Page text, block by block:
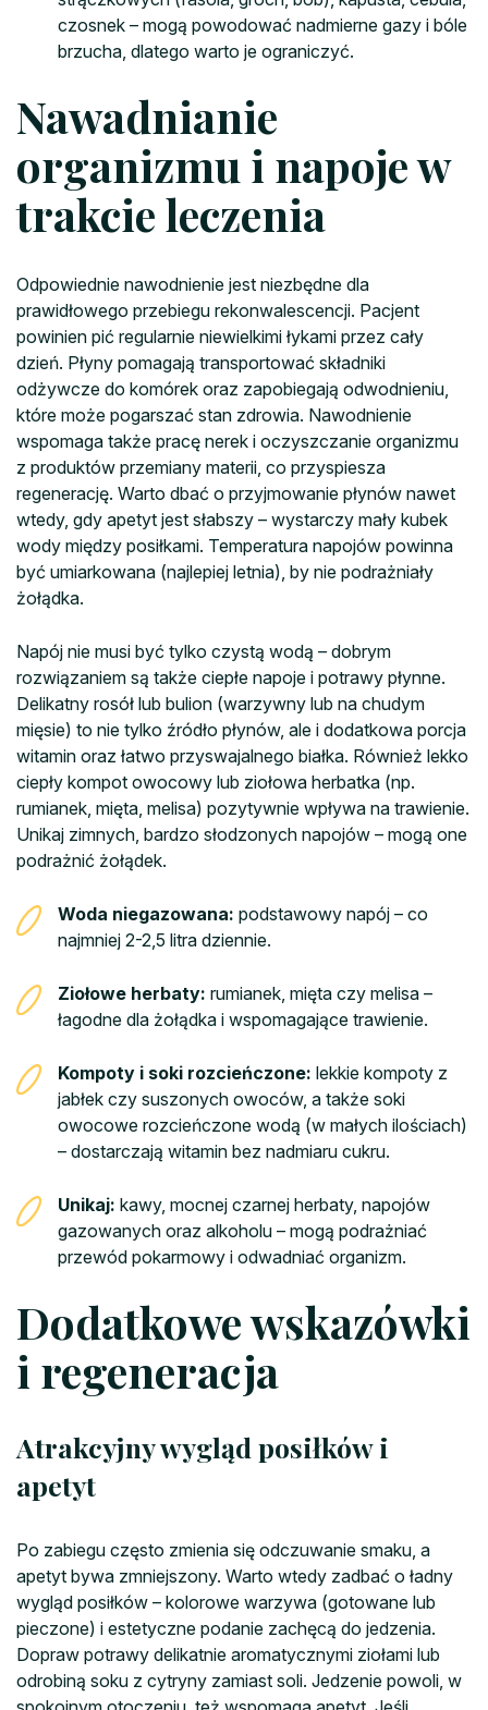
czosnek – mogą powodować nadmierne gazy i bóle
brzucha, dlatego warto je ograniczyć.
Nawadnianie
organizmu i napoje w
trakcie leczenia
Odpowiednie nawodnienie jest niezbędne dla
prawidłowego przebiegu rekonwalescencji. Pacjent
powinien pić regularnie niewielkimi łykami przez cały
dzień. Płyny pomagają transportować składniki
odżywcze do komórek oraz zapobiegają odwodnieniu,
które może pogarszać stan zdrowia. Nawodnienie
wspomaga także pracę nerek i oczyszczanie organizmu
z produktów przemiany materii, co przyspiesza
regenerację. Warto dbać o przyjmowanie płynów nawet
wtedy, gdy apetyt jest słabszy – wystarczy mały kubek
wody między posiłkami. Temperatura napojów powinna
być umiarkowana (najlepiej letnia), by nie podrażniały
żołądka.
Napój nie musi być tylko czystą wodą – dobrym
rozwiązaniem są także ciepłe napoje i potrawy płynne.
Delikatny rosół lub bulion (warzywny lub na chudym
mięsie) to nie tylko źródło płynów, ale i dodatkowa porcja
witamin oraz łatwo przyswajalnego białka. Również lekko
ciepły kompot owocowy lub ziołowa herbatka (np.
rumianek, mięta, melisa) pozytywnie wpływa na trawienie.
Unikaj zimnych, bardzo słodzonych napojów – mogą one
podrażnić żołądek.
Woda niegazowana: podstawowy napój – co
najmniej 2-2,5 litra dziennie.
Ziołowe herbaty: rumianek, mięta czy melisa –
łagodne dla żołądka i wspomagające trawienie.
Kompoty i soki rozcieńczone: lekkie kompoty z
jabłek czy suszonych owoców, a także soki
owocowe rozcieńczone wodą (w małych ilościach)
– dostarczają witamin bez nadmiaru cukru.
Unikaj: kawy, mocnej czarnej herbaty, napojów
gazowanych oraz alkoholu – mogą podrażniać
przewód pokarmowy i odwadniać organizm.
Dodatkowe wskazówki
i regeneracja
Atrakcyjny wygląd posiłków i
apetyt
Po zabiegu często zmienia się odczuwanie smaku, a
apetyt bywa zmniejszony. Warto wtedy zadbać o ładny
wygląd posiłków – kolorowe warzywa (gotowane lub
pieczone) i estetyczne podanie zachęcą do jedzenia.
Dopraw potrawy delikatnie aromatycznymi ziołami lub
odrobiną soku z cytryny zamiast soli. Jedzenie powoli, w